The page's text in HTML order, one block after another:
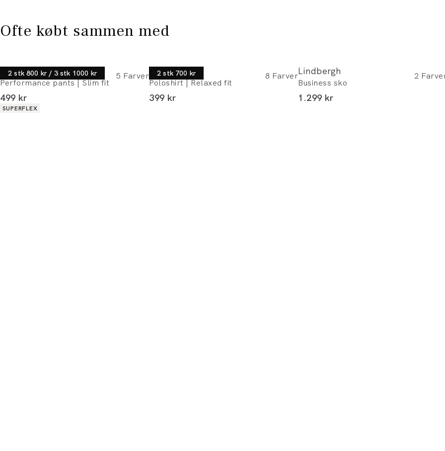
Ofte købt sammen med
2 stk 800 kr / 3 stk 1000 kr
Lindbergh
Performance pants | Slim fit
5 Farver
I alt (inkl. rabat)
499 kr
Produkt egenskaber
SUPERFLEX
2 stk 700 kr
Lindbergh
Poloshirt | Relaxed fit
8 Farver
I alt (inkl. rabat)
399 kr
Lindbergh
Business sko
2
I alt (inkl. rabat)
1.299 kr